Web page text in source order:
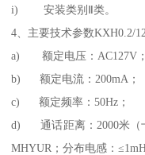
i) 安装类别Ⅱ类。
4、主要技术参数KXH0.2/
a) 额定电压：AC127V；
b) 额定电流：200mA；
c) 额定频率：50Hz；
d) 通话距离：2000米（
MHYUR；分布电感：